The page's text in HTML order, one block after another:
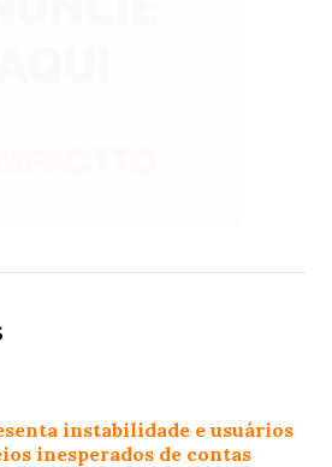
instabilidade e usuários
inesperados de contas